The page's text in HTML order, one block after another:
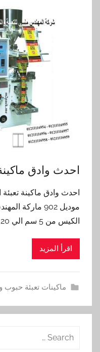
احدث وادق
احدث وادق ماكينة
موديل 902
الكيس من 5 سم الي 20 سم وعرض من
اقرأ المزيد
ماكينات تعبئة حبوب
Search